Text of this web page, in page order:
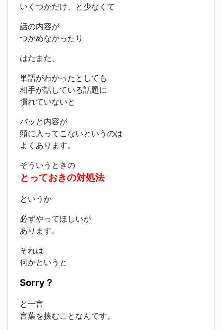
いくつかだけ、と少なくて
話の内容が
つかめなかったり
はたまた、
単語がわかったとしても
相手が話している話題に
慣れていないと
パッと内容が
頭に入ってこないというのは
よくあります。
そういうときの
とっておきの対処法
というか
必ずやってほしいが
あります。
それは
何かというと
Sorry？
と一言
言葉を挟むことなんです。